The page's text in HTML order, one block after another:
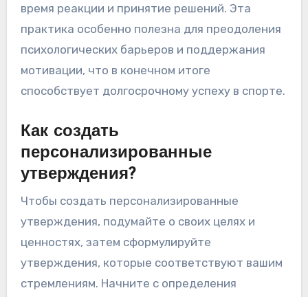
время реакции и принятие решений. Эта
практика особенно полезна для преодоления
психологических барьеров и поддержания
мотивации, что в конечном итоге
способствует долгосрочному успеху в спорте.
Как создать
персонализированные
утверждения?
Чтобы создать персонализированные
утверждения, подумайте о своих целях и
ценностях, затем сформулируйте
утверждения, которые соответствуют вашим
стремлениям. Начните с определения